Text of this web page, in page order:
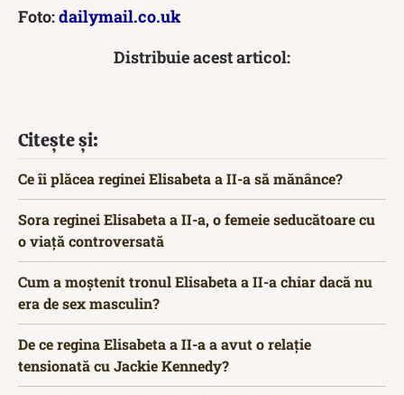
Foto:dailymail.co.uk
Distribuie acest articol:
Citește și:
Ce îi plăcea reginei Elisabeta a II-a să mănânce?
Sora reginei Elisabeta a II-a, o femeie seducătoare cu
o viață controversată
Cum a moștenit tronul Elisabeta a II-a chiar dacă nu
era de sex masculin?
De ce regina Elisabeta a II-a a avut o relație
tensionată cu Jackie Kennedy?